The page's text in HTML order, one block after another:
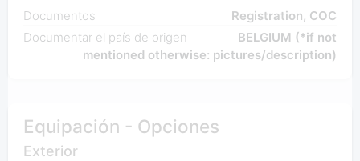
Documentos
Registration, COC
Documentar el país de origen
BELGIUM (*if not
mentioned otherwise: pictures/description)
Equipación - Opciones
Exterior